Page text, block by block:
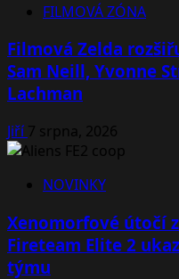
FILMOVÁ ZÓNA
Filmová Zelda
Sam Neill, Yvonne
Lachman
Jiří7 srpna, 2026
NOVINKY
Xenomorfové útočí
Fireteam Elite 2
týmu